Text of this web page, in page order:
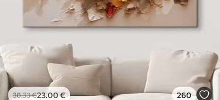
38.33€23.00€ 260